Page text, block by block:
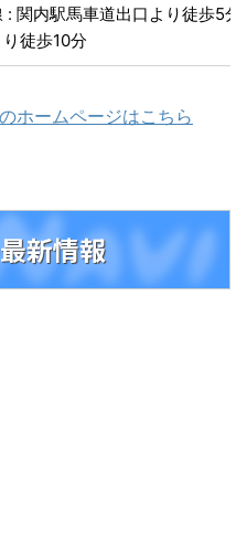
: 関内駅馬車道出口より徒歩5分
り徒歩10分
ホームページはこちら
新情報